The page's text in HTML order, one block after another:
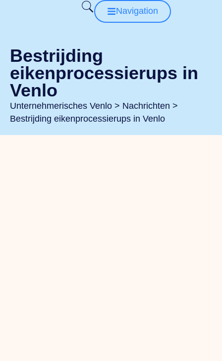
Navigation
Bestrijding
eikenprocessierups in
Venlo
Unternehmerisches Venlo > Nachrichten >
Bestrijding eikenprocessierups in Venlo